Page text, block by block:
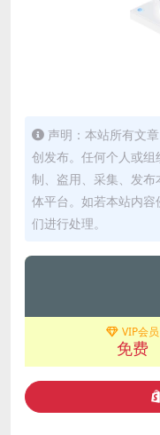
声明：本站所有文
创发布。任何个人或
制、盗用、采集、发
体平台。如若本站内
们进行处理。
VIP会员
免费